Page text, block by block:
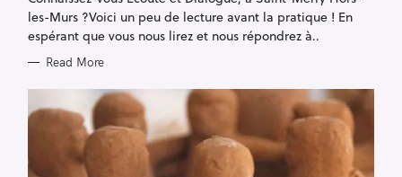
Sles-Murs ?Voici un peu de lecture avant la pratique ! En
espérant que vous nous lirez et nous répondrez à..
Read More